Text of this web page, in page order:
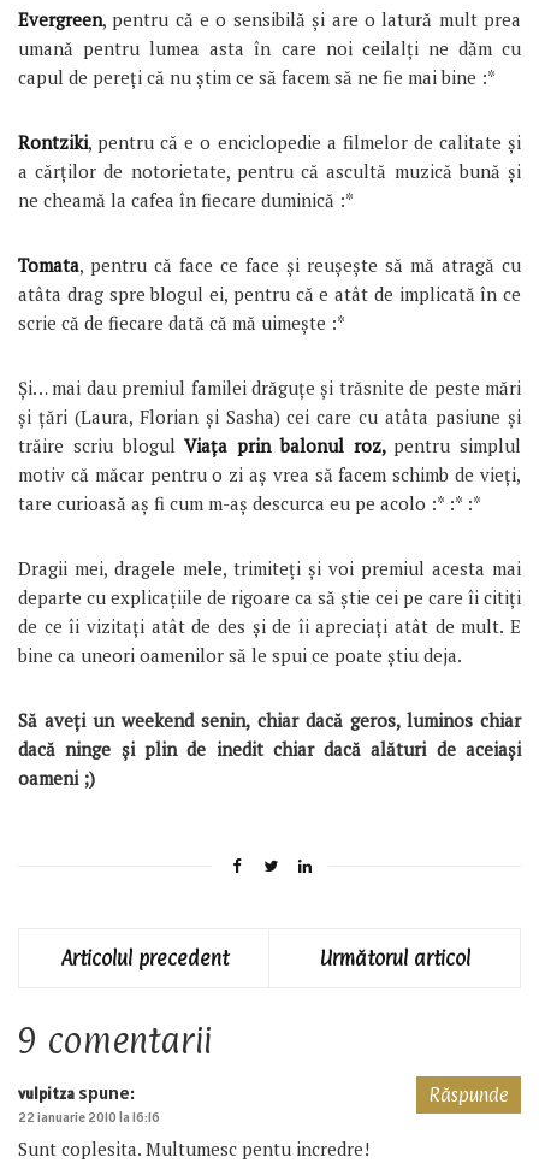
Evergreen, pentru că e o sensibilă și are o latură mult prea
umană pentru lumea asta în care noi ceilalți ne dăm cu
capul de pereți că nu știm ce să facem să ne fie mai bine :*
Rontziki, pentru că e o enciclopedie a filmelor de calitate și
a cărților de notorietate, pentru că ascultă muzică bună și
ne cheamă la cafea în fiecare duminică :*
Tomata, pentru că face ce face și reușește să mă atragă cu
atâta drag spre blogul ei, pentru că e atât de implicată în ce
scrie că de fiecare dată că mă uimește :*
Și… mai dau premiul familei drăguțe și trăsnite de peste mări
și țări (Laura, Florian și Sasha) cei care cu atâta pasiune și
trăire scriu blogulViața prin balonul roz, pentru simplul
motiv că măcar pentru o zi aș vrea să facem schimb de vieți,
tare curioasă aș fi cum m-aș descurca eu pe acolo :* :* :*
Dragii mei, dragele mele, trimiteți și voi premiul acesta mai
departe cu explicațiile de rigoare ca să știe cei pe care îi citiți
de ce îi vizitați atât de des și de îi apreciați atât de mult. E
bine ca uneori oamenilor să le spui ce poate știu deja.
Să aveți un weekend senin, chiar dacă geros, luminos chiar
dacă ninge și plin de inedit chiar dacă alături de aceiași
oameni ;)
Articolul precedent Următorul articol
9 comentarii
vulpitza spune:
22 ianuarie 2010 la 16:16
Sunt coplesita. Multumesc pentu incredre!
Răspunde